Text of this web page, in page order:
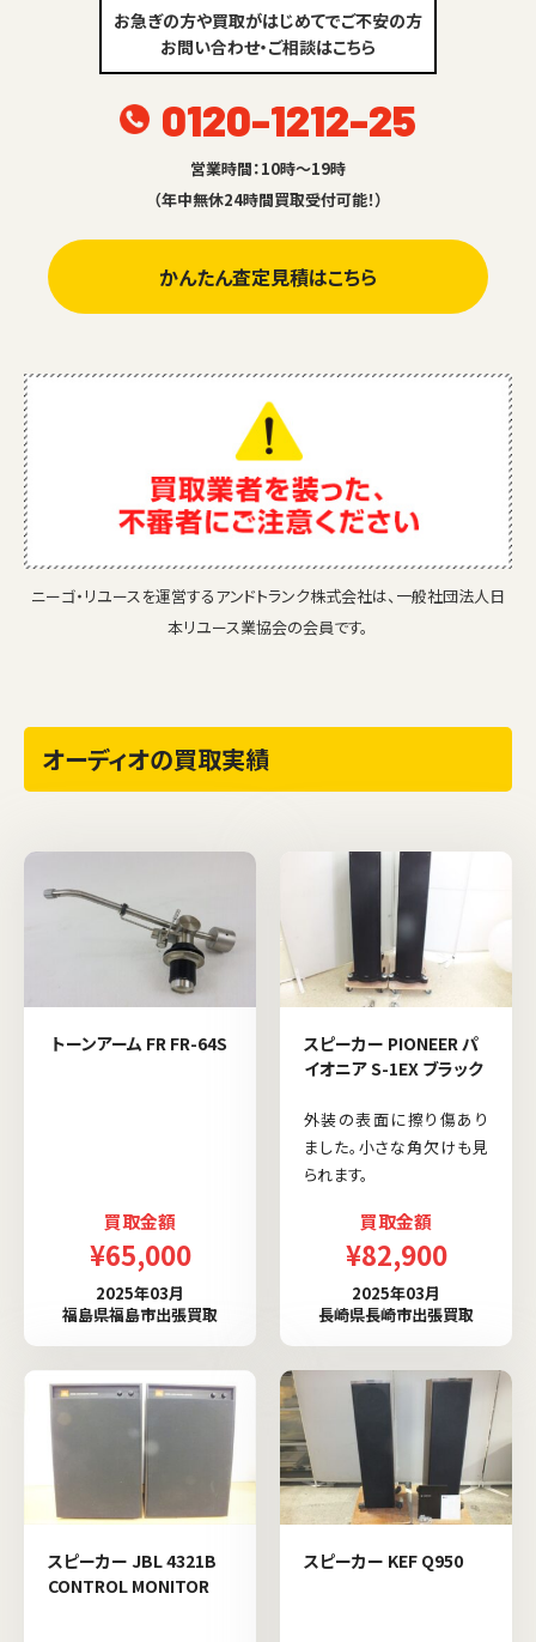
お急ぎの方や買取がはじめてでご不安の方
お問い合わせ・ご相談はこちら
0120-1212-25
営業時間：10時～19時
（年中無休24時間買取受付可能！）
かんたん査定見積はこちら
ニーゴ・リユースを運営するアンドトランク株式会社は、一般社団法人日
本リユース業協会の会員です。
オーディオの買取実績
トーンアーム FR FR-64S
買取金額
¥65,000
2025年03月
福島県福島市出張買取
スピーカー PIONEER パ
イオニア S-1EX ブラック
外装の表面に擦り傷あり
ました。小さな角欠けも見
られます。
買取金額
¥82,900
2025年03月
長崎県長崎市出張買取
スピーカー JBL 4321B
CONTROL MONITOR
スピーカー KEF Q950